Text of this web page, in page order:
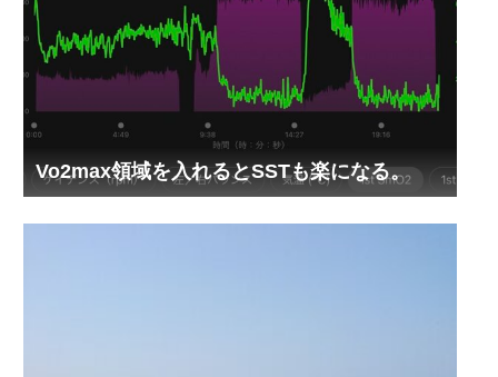
Vo2max領域を入れるとSSTも楽になる。